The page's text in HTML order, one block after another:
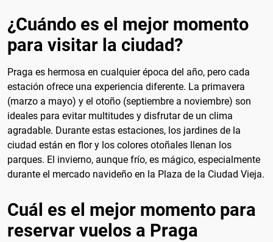
¿Cuándo es el mejor momento
para visitar la ciudad?
Praga es hermosa en cualquier época del año, pero cada
estación ofrece una experiencia diferente. La primavera
(marzo a mayo) y el otoño (septiembre a noviembre) son
ideales para evitar multitudes y disfrutar de un clima
agradable. Durante estas estaciones, los jardines de la
ciudad están en flor y los colores otoñales llenan los
parques. El invierno, aunque frío, es mágico, especialmente
durante el mercado navideño en la Plaza de la Ciudad Vieja.
Cuál es el mejor momento para
reservar vuelos a Praga